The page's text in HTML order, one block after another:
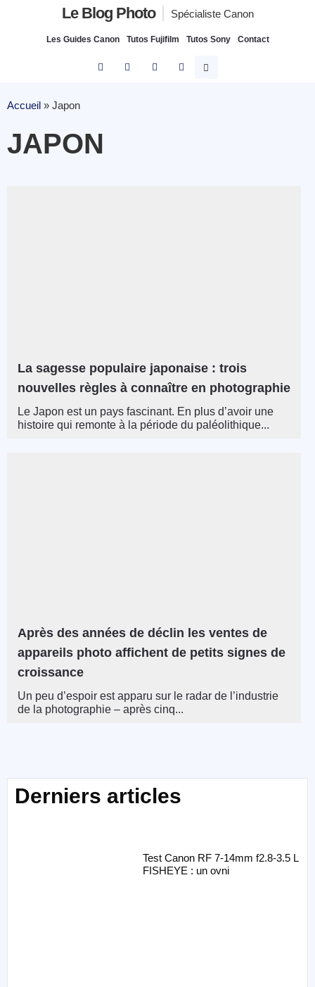
Le Blog Photo Spécialiste Canon
Les Guides Canon Tutos Fujifilm Tutos Sony Contact
Accueil » Japon
JAPON
La sagesse populaire japonaise : trois
nouvelles règles à connaître en photographie
Le Japon est un pays fascinant. En plus d’avoir une
histoire qui remonte à la période du paléolithique...
Après des années de déclin les ventes de
appareils photo affichent de petits signes de
croissance
Un peu d’espoir est apparu sur le radar de l’industrie
de la photographie – après cinq...
Derniers articles
Test Canon RF 7-14mm f2.8-3.5 L
FISHEYE : un ovni